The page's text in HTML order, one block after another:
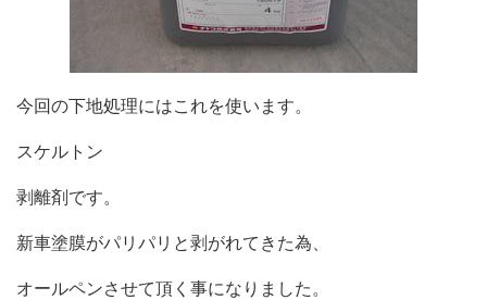
今回の下地処理にはこれを使います。
スケルトン
剥離剤です。
新車塗膜がパリパリと剥がれてきた為、
オールペンさせて頂く事になりました。